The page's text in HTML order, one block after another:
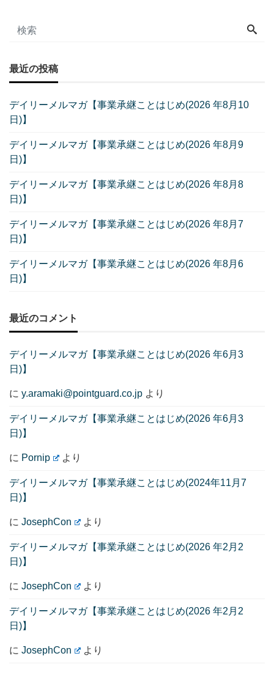
最近の投稿
デイリーメルマガ【事業承継ことはじめ(2026 年8月10
日)】
デイリーメルマガ【事業承継ことはじめ(2026 年8月9
日)】
デイリーメルマガ【事業承継ことはじめ(2026 年8月8
日)】
デイリーメルマガ【事業承継ことはじめ(2026 年8月7
日)】
デイリーメルマガ【事業承継ことはじめ(2026 年8月6
日)】
最近のコメント
デイリーメルマガ【事業承継ことはじめ(2026 年6月3
日)】
に y.aramaki@pointguard.co.jp より
デイリーメルマガ【事業承継ことはじめ(2026 年6月3
日)】
に Pornip より
デイリーメルマガ【事業承継ことはじめ(2024年11月7
日)】
に JosephCon より
デイリーメルマガ【事業承継ことはじめ(2026 年2月2
日)】
に JosephCon より
デイリーメルマガ【事業承継ことはじめ(2026 年2月2
日)】
に JosephCon より